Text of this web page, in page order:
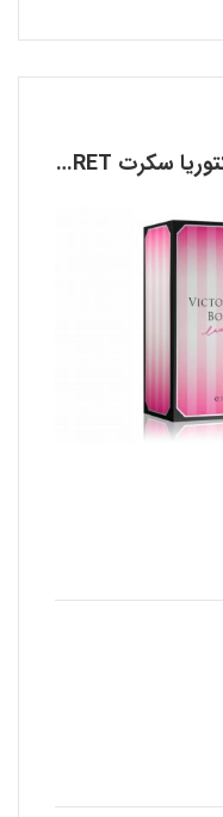
عطر ادکلن مدل بامب شل ویکتوریا سکرت VICTORIA’S SECRET
تومان